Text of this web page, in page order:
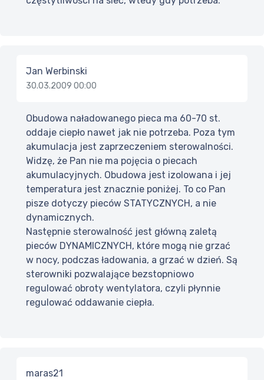
Jan Werbinski
30.03.2009 00:00
Obudowa naładowanego pieca ma 60-70 st.
oddaje ciepło nawet jak nie potrzeba. Poza tym
akumulacja jest zaprzeczeniem sterowalności.
Widzę, że Pan nie ma pojęcia o piecach
akumulacyjnych. Obudowa jest izolowana i jej
temperatura jest znacznie poniżej. To co Pan
pisze dotyczy pieców STATYCZNYCH, a nie
dynamicznych.
Następnie sterowalność jest główną zaletą
pieców DYNAMICZNYCH, które mogą nie grzać
w nocy, podczas ładowania, a grzać w dzień. Są
sterowniki pozwalające bezstopniowo
regulować obroty wentylatora, czyli płynnie
regulować oddawanie ciepła.
maras21